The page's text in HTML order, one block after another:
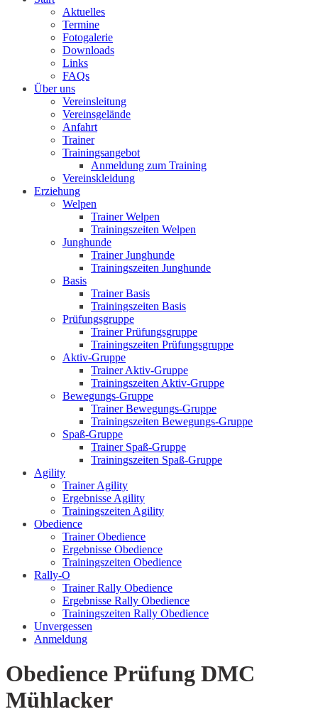
Aktuelles
Termine
Fotogalerie
Downloads
Links
FAQs
Über uns
Vereinsleitung
Vereinsgelände
Anfahrt
Trainer
Trainingsangebot
Anmeldung zum Training
Vereinskleidung
Erziehung
Welpen
Trainer Welpen
Trainingszeiten Welpen
Junghunde
Trainer Junghunde
Trainingszeiten Junghunde
Basis
Trainer Basis
Trainingszeiten Basis
Prüfungsgruppe
Trainer Prüfungsgruppe
Trainingszeiten Prüfungsgruppe
Aktiv-Gruppe
Trainer Aktiv-Gruppe
Trainingszeiten Aktiv-Gruppe
Bewegungs-Gruppe
Trainer Bewegungs-Gruppe
Trainingszeiten Bewegungs-Gruppe
Spaß-Gruppe
Trainer Spaß-Gruppe
Trainingszeiten Spaß-Gruppe
Agility
Trainer Agility
Ergebnisse Agility
Trainingszeiten Agility
Obedience
Trainer Obedience
Ergebnisse Obedience
Trainingszeiten Obedience
Rally-O
Trainer Rally Obedience
Ergebnisse Rally Obedience
Trainingszeiten Rally Obedience
Unvergessen
Anmeldung
Obedience Prüfung DMC
Mühlacker